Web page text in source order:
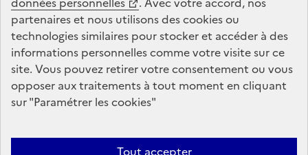
partenaires et nous utilisons descookiesou
technologies similaires pour stocker et accéder à des
informations personnelles comme votre visite sur ce
site. Vous pouvez retirer votre consentement ou vous
opposer aux traitements à tout moment en cliquant
sur "Paramétrer lescookies"
Tout accepter
technique.
legifrance.gouv.fr
gouvernement.fr
service-public.fr
data.gouv.fr
Conditions Générales d’Utilisation